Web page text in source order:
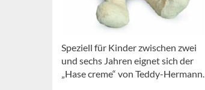
Speziell für Kinder zwischen zwei
und sechs Jahren eignet sich der
„Hase creme“ von Teddy-Hermann.